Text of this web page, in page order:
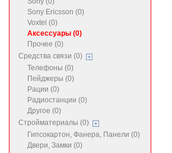
Sony Ericsson (0)
Voxtel (0)
Аксессуары (0)
Прочее (0)
Средства связи (0)
Телефоны (0)
Пейджеры (0)
Рации (0)
Радиостанции (0)
Другое (0)
Стройматериалы (0)
Гипсокартон, Фанера, Панели (0)
Двери, Замки (0)